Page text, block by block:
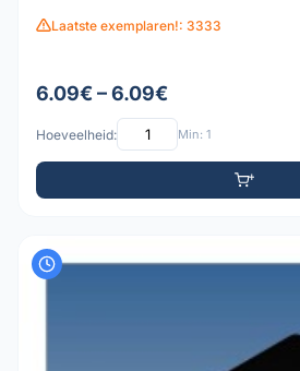
Laatste exemplaren!: 3333
6.09€ – 6.09€
Hoeveelheid: Min: 1